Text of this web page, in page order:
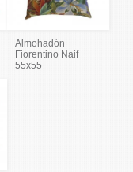
Almohadón
Fiorentino Naif
55x55